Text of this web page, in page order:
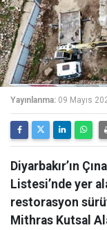
Yayınlanma: 09 Mayıs
Diyarbakır’ın
Listesi’nde yer
restorasyon
Mithras Kutsal